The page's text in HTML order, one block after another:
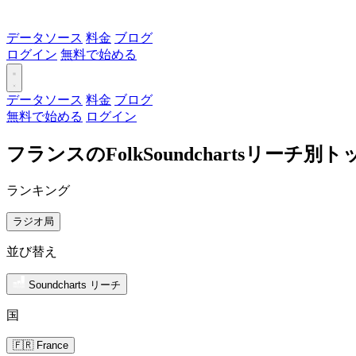
データソース 料金 ブログ
ログイン 無料で始める
データソース 料金 ブログ
無料で始める ログイン
フランスのFolkSoundchartsリーチ別ト
ランキング
ラジオ局
並び替え
Soundcharts リーチ
国
🇫🇷 France